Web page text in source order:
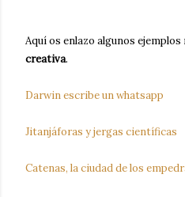
Aquí os enlazo algunos ejemplos
creativa.
Darwin escribe un whatsapp
Jitanjáforas y jergas científicas
Catenas, la ciudad de los